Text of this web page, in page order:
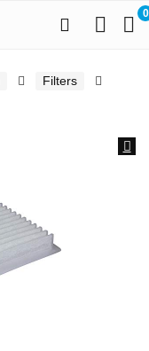
0
Filters